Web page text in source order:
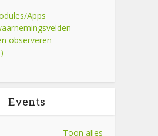
Apps
observeren
Events
Toon alles